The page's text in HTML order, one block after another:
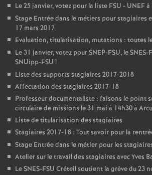
Le 25 janvier, votez pour la liste FSU - UNEFà
Stage Entrée dans le métiers pour stagiaires
17 mars 2017
Evaluation, titularisation, mutations : toutes
Le 31 janvier, votez pourSNEP-FSU, leSNES-
SNUipp-FSU !
Liste des supports stagiaires 2017-2018
Affectation des stagiaires 2017-18
Professeur documentaliste : faisons le point
circulaire de missions le 31 mai à 14h30 à
Liste de titularisation des stagiaires
Stagiaires 2017-18 : Tout savoir pour la
Stage Entrée dans le métier pour les
Atelier sur le travail des stagiaires avec Yves
LeSNES-FSU Créteil soutient la grève du 23